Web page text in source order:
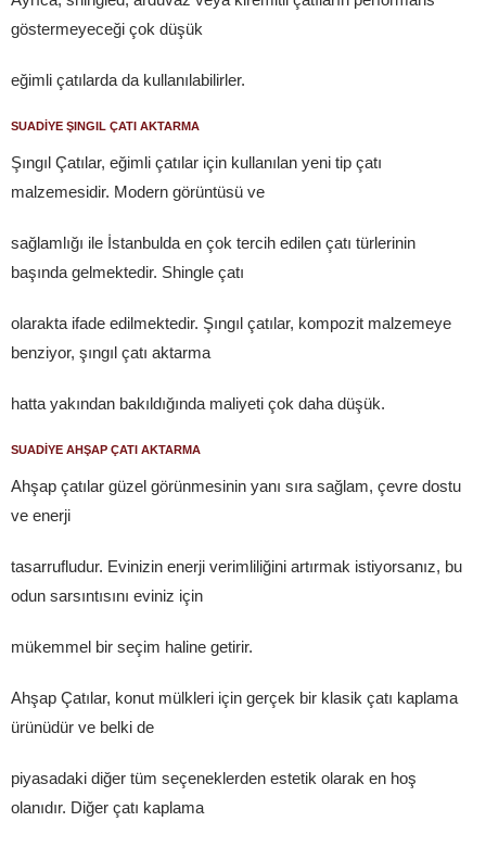
göstermeyeceği çok düşük
eğimli çatılarda da kullanılabilirler.
SUADİYE ŞINGIL ÇATI AKTARMA
Şıngıl Çatılar, eğimli çatılar için kullanılan yeni tip çatı
malzemesidir. Modern görüntüsü ve
sağlamlığı ile İstanbulda en çok tercih edilen çatı türlerinin
başında gelmektedir. Shingle çatı
olarakta ifade edilmektedir. Şıngıl çatılar, kompozit malzemeye
benziyor, şıngıl çatı aktarma
hatta yakından bakıldığında maliyeti çok daha düşük.
SUADİYE AHŞAP ÇATI AKTARMA
Ahşap çatılar güzel görünmesinin yanı sıra sağlam, çevre dostu
ve enerji
tasarrufludur. Evinizin enerji verimliliğini artırmak istiyorsanız, bu
odun sarsıntısını eviniz için
mükemmel bir seçim haline getirir.
Ahşap Çatılar, konut mülkleri için gerçek bir klasik çatı kaplama
ürünüdür ve belki de
piyasadaki diğer tüm seçeneklerden estetik olarak en hoş
olanıdır. Diğer çatı kaplama